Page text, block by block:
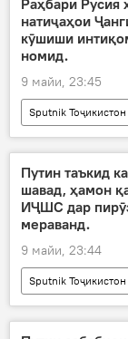
Раҳбари Русия
натиҷаҳои
кӯшиши
номид.
9 майи, 23:45
Sputnik Тоҷикистон
Путин таъкид
шавад, ҳамон
ИҶШС дар
мераванд.
9 майи, 23:44
Sputnik Тоҷикистон